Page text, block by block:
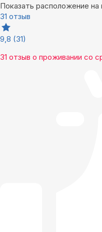
Показать расположение на
31 отзыв
9,8 (31)
31 отзыв о проживании со